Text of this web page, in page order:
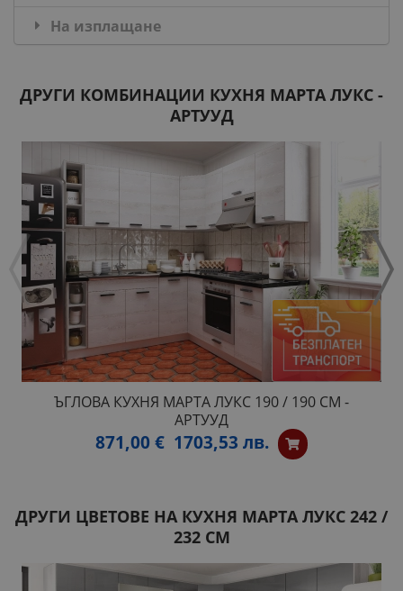
На изплащане
ДРУГИ КОМБИНАЦИИ КУХНЯ МАРТА ЛУКС -
АРТУУД
ЪГЛОВА КУХНЯ МАРТА ЛУКС 190 / 190 СМ -
АРТУУД
871,00 € 1703,53 лв.
ДРУГИ ЦВЕТОВЕ НА КУХНЯ МАРТА ЛУКС 242 /
232 СМ